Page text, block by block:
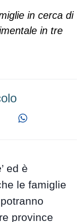
in cerca di
in tre
’ ed è
le famiglie
province